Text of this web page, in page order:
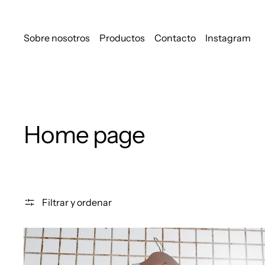
Sobre nosotros Productos Contacto Instagram
Home page
Filtrar y ordenar
CAMISETA F**KING AGE: "ELEGANCIA Y ESTILO"